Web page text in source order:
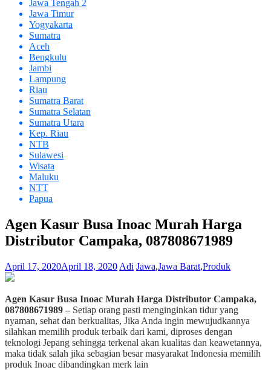
Jawa Tengah 2
Jawa Timur
Yogyakarta
Sumatra
Aceh
Bengkulu
Jambi
Lampung
Riau
Sumatra Barat
Sumatra Selatan
Sumatra Utara
Kep. Riau
NTB
Sulawesi
Wisata
Maluku
NTT
Papua
Agen Kasur Busa Inoac Murah Harga
Distributor Campaka, 087808671989
April 17, 2020April 18, 2020 Adi Jawa,Jawa Barat,Produk
Agen Kasur Busa Inoac Murah Harga Distributor Campaka,
087808671989 – Setiap orang pasti menginginkan tidur yang
nyaman, sehat dan berkualitas, Jika Anda ingin mewujudkannya
silahkan memilih produk terbaik dari kami, diproses dengan
teknologi Jepang sehingga terkenal akan kualitas dan keawetannya,
maka tidak salah jika sebagian besar masyarakat Indonesia memilih
produk Inoac dibandingkan merk lain